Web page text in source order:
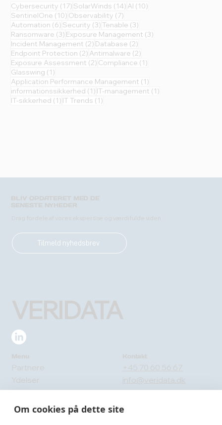
Om cookies på dette site
Cybersecurity (17) 17 indlæg
SolarWinds (14) 14 indlæg
AI (10)
SentinelOne (10) 10 indlæg
Observability (7)
Automation (6) 6 indlæg
Security (3) 3 indlæg
Tenable (3)
Ransomware (3) 3 indlæg
Exposure Management (3)
Incident Management (2) 2 indlæg
Database (2)
Endpoint Protection (2) 2 indlæg
Antimalware (2)
Exposure Assessment (2) 2 indlæg
Compliance (1)
Glasswing (1)
Application Performance Management (1)
informationssikkerhed (1) 1 indlæg
IT-management (1)
IT-sikkerhed (1) 1 indlæg
IT Trends (1)
Tilmeld nyhedsbrev
Ydelser
Om os
Blog
info@veridata.dk
Send en besked